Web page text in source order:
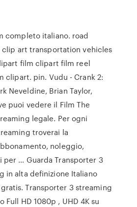
completo italiano. road
art transportation vehicles
film clipart film reel
clipart. pin. Vudu - Crank 2:
Neveldine, Brian Taylor,
puoi vedere il Film The
legale. Per ogni
troverai la
noleggio,
per … Guarda Transporter 3
in alta definizione Italiano
Transporter 3 streaming
Full HD 1080p , UHD 4K su